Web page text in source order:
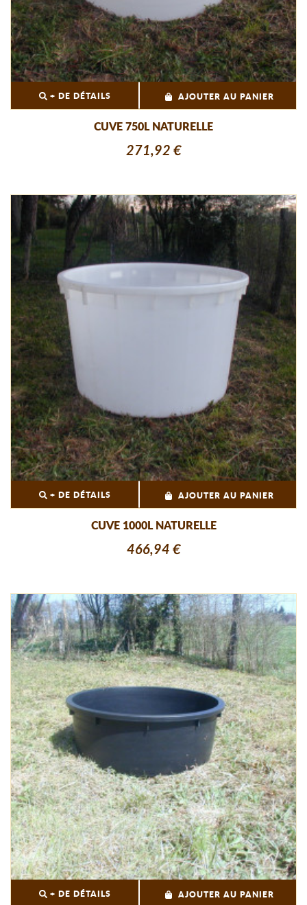
+ DE DÉTAILS AJOUTER AU PANIER
CUVE 750L NATURELLE
271,92 €
+ DE DÉTAILS AJOUTER AU PANIER
CUVE 1000L NATURELLE
466,94 €
+ DE DÉTAILS AJOUTER AU PANIER